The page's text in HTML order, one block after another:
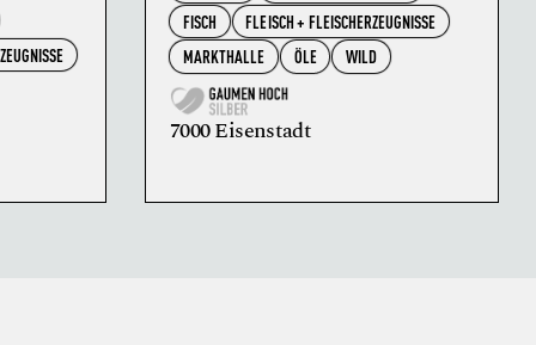
FISCH
FLEISCH + FLEISCHERZEUGNISSE
MARKTHALLE
ÖLE WILD
7000 Eisenstadt